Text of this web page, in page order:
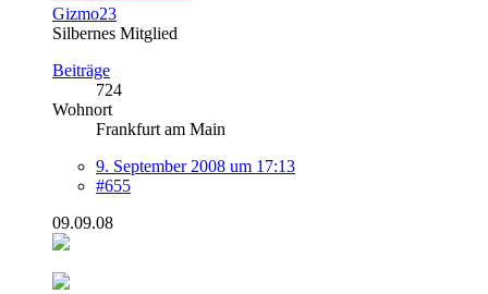
Gizmo23
Silbernes Mitglied
Beiträge
724
Wohnort
Frankfurt am Main
9. September 2008 um 17:13
#655
09.09.08